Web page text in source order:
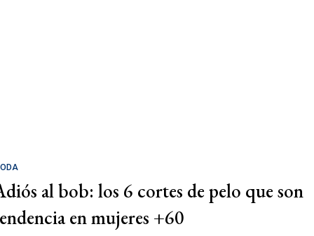
al bob: los 6 cortes de pelo que son
en mujeres +60